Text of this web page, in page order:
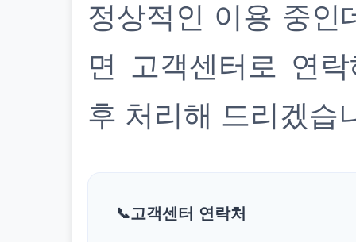
정상적인 이용 중인
면 고객센터로 연
후 처리해 드리겠습
고객센터 연락처